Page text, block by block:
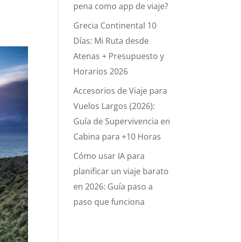
pena como app de viaje?
Grecia Continental 10
Días: Mi Ruta desde
Atenas + Presupuesto y
Horarios 2026
Accesorios de Viaje para
Vuelos Largos (2026):
Guía de Supervivencia en
Cabina para +10 Horas
Cómo usar IA para
planificar un viaje barato
en 2026: Guía paso a
paso que funciona